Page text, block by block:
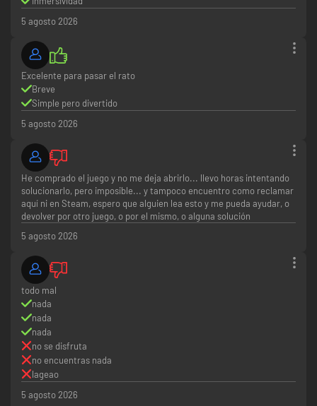
5 agosto 2026
Excelente para pasar el rato
Breve
Simple pero divertido
5 agosto 2026
He comprado el juego y no me deja abrirlo... llevo horas intentando
solucionarlo, pero imposible... y tampoco encuentro como reclamar
aquí ni en Steam, espero que alguien lea esto y me pueda ayudar, o
devolver por otro juego, o por el mismo, o alguna solución
5 agosto 2026
todo mal
nada
nada
nada
no se disfruta
no encuentras nada
lageao
5 agosto 2026